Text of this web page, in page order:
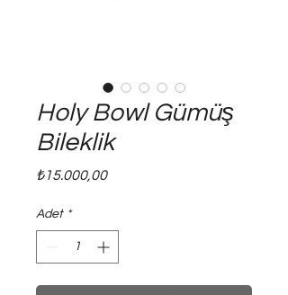
Holy Bowl Gümüş
Bileklik
₺15.000,00Fiyat
Adet *